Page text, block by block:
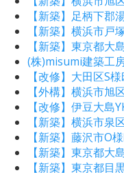
【新築】足柄下郡
【新築】横浜市戸
【新築】東京都大
(株)misumi建築工
【改修】大田区S
【外構】横浜市旭
【改修】伊豆大島
【新築】横浜市泉
【新築】藤沢市O
【新築】東京都大
【新築】東京都目